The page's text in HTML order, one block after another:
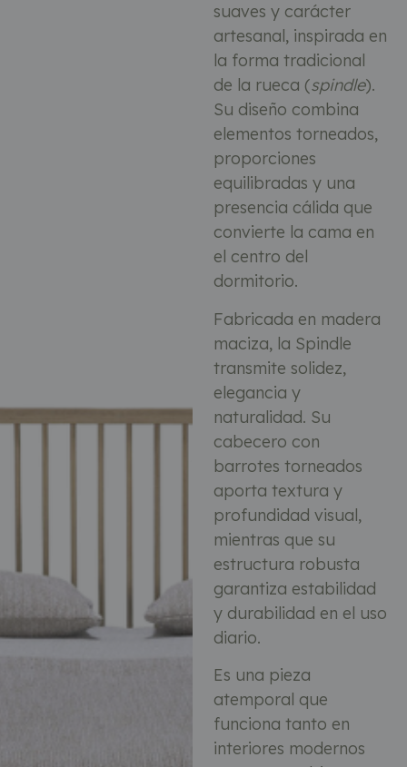
suaves y carácter
artesanal, inspirada en
la forma tradicional
de la rueca (spindle).
Su diseño combina
elementos torneados,
proporciones
equilibradas y una
presencia cálida que
convierte la cama en
el centro del
dormitorio.
Fabricada en madera
maciza, la Spindle
transmite solidez,
elegancia y
naturalidad. Su
cabecero con
barrotes torneados
aporta textura y
profundidad visual,
mientras que su
estructura robusta
garantiza estabilidad
y durabilidad en el uso
diario.
Es una pieza
atemporal que
funciona tanto en
interiores modernos